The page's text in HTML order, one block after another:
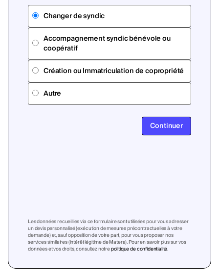
Changer de syndic
Accompagnement syndic bénévole ou
coopératif
Création ou Immatriculation de copropriété
Autre
Continuer
Les données recueillies via ce formulaire sont utilisées pour vous adresser
un devis personnalisé (exécution de mesures précontractuelles à votre
demande) et, sauf opposition de votre part, pour vous proposer nos
services similaires (intérêt légitime de Matera). Pour en savoir plus sur vos
données et vos droits, consultez notrepolitique de confidentialité.